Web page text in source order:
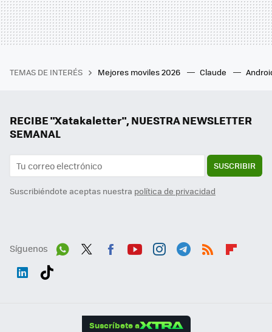
TEMAS DE INTERÉS Mejores moviles 2026 Claude
RECIBE "Xatakaletter", NUESTRA NEWSLETTER
SEMANAL
SUSCRIBIR
Suscribiéndote aceptas nuestra política de privacidad
Síguenos
Suscríbete a